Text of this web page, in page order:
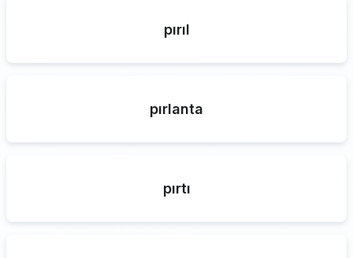
pırıl
pırlanta
pırtı